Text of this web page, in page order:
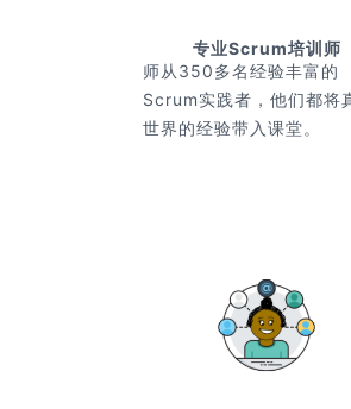
专业Scrum培训师
师从350多名经验丰富的
Scrum实践者，他们都将
世界的经验带入课堂。